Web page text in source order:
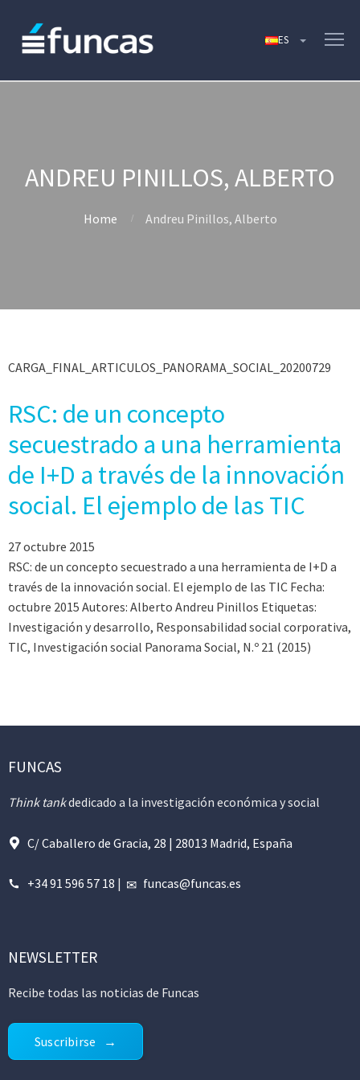
ANDREU PINILLOS, ALBERTO
Home Andreu Pinillos, Alberto
CARGA_FINAL_ARTICULOS_PANORAMA_SOCIAL_20200729
RSC: de un concepto
secuestrado a una herramienta
de I+D a través de la innovación
social. El ejemplo de las TIC
27 octubre 2015
RSC: de un concepto secuestrado a una herramienta de I+D a
través de la innovación social. El ejemplo de las TIC Fecha:
octubre 2015 Autores: Alberto Andreu Pinillos Etiquetas:
Investigación y desarrollo, Responsabilidad social corporativa,
TIC, Investigación social Panorama Social, N.º 21 (2015)
FUNCAS
Think tankdedicado a la investigación económica y social
C/ Caballero de Gracia, 28 | 28013 Madrid, España
+34 91 596 57 18 | funcas@funcas.es
NEWSLETTER
Recibe todas las noticias de Funcas
Suscribirse